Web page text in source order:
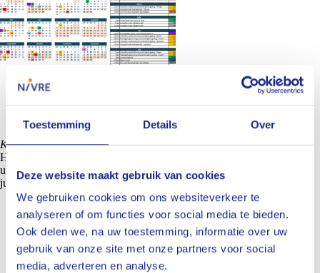
Toestemming Details Over
Deze website maakt gebruik van cookies
We gebruiken cookies om ons websiteverkeer te
analyseren of om functies voor social media te bieden.
Ook delen we, na uw toestemming, informatie over uw
gebruik van onze site met onze partners voor social
media, adverteren en analyse.
Klik op de afbeelding om deze te vergroten.
Houd onze
updates over specifieke data en details. We kunnen niet wachten om
jullie te verwelkomen op deze inspirerende en leerzame evenementen!